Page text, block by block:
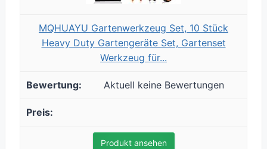
MQHUAYU Gartenwerkzeug Set, 10 Stück
Heavy Duty Gartengeräte Set, Gartenset
Werkzeug für...
Aktuell keine Bewertungen
Produkt ansehen